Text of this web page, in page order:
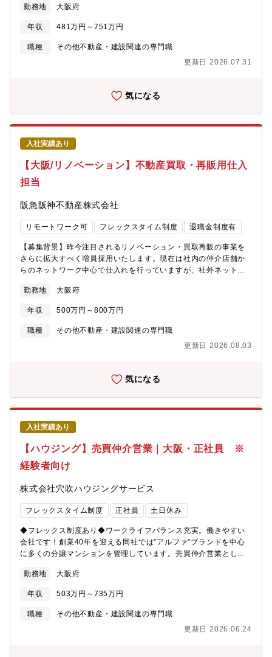
に豊かなライフスタイルを提案し、魅力あふれる沿線づくり、ま
都を結ぶ沿線エリアは相対的に人気が高く、まち全体の魅力を高
して『夢・感動』をお届けすることで、お客様の喜びを実現し、
社会に貢献する」というグループ経営理念のもと、関西で圧倒的
す。・服装も自由かつ、穏やかな社風も魅力的な要素の一つで
阪急阪神ホールディングスのグループ会社・既存取引先など、多
様な独自の情報ルートを活かして、自信を持った提案が可能で
す！そんな当社にて、新築分譲マンションの企画販売をお任せし
ます。具体的に：■集客目標の設定・媒体や手法の選定・イベント
案・進捗状況の管理・改善等仕入れた土地での商品企画を行い
だけでなく、マーケティングやプロジェクト全体の運営にも関わ
ることで、幅広いスキルを身につけられるポジションです。※部
署全体で目標数字を持ちます。個人目標もございますが、営業目
標のみに追われる事無く、顧客に向き合うことができる環境で
す。【契約期間備考】■雇用形態契約社員（期間の定め：１年 、
更新：無し）試用期間：無し入社6ヵ月～1年後の正社員登用を前
提とした雇用です。1年間の有期雇用契約を締結のうえ採用とな
り、双方合意のもと正社員として雇用されます（マンション販売
専任職としての正社員登用）。原則、販売グループ外への部署異
気通貫で裁量権をもって業務に従事いただけます。チーム制も敷
いており、バランスよく営業活動が行えます。【働き方】・年間
休日124日※ライフワークバランスを保ちながら就業することが可
っており、実際に他社から入社をした社員も多く在席します。※
水曜＋週 1 日のイメージで、『土日のいずれかを休める部分的な
シフト制』の検討をおこない、多様な働き方の実現を目指してい
ます。・在宅勤務制度：有・フレックスタイム制：有(コアタイム
平均残業時間：20時間/月 ※勤怠は、PCログをとり、管理を徹
度従業員満足度調査等があります。そのなかで、自身の異動希望
を記載することも可能です。【同社の戦略・ビジョン】・阪急阪
づくり、まちづくりに貢献してきました。・同社が手がける大
喜びを実現し、社会に貢献する」というグループ経営理念のも
業を拡大させ、総合不動産デベロッパーとして成長していくこと
を目標としています。・服装も自由かつ、穏やかな社風も魅力的
な要素の一つです。
勤務地 大阪府
年収 481万円～751万円
職種
その他不動産・建設関連の専門職
更新日 2026.07.31
気になる
入社実績あり
【大阪/リノベーション】不動産買取・再販用仕入
担当
阪急阪神不動産株式会社
リモートワーク可 フレックスタイム制度 退職金制度有
【募集背景】昨今注目されるリノベーション・買取再販の事業を
さらに拡大すべく増員採用いたします。現在は社内の仲介店舗か
らのネットワーク中心で仕入れを行っていますが、社外ネットワ
不動産仲介会社を訪問し、中古物件の情報を収集・ポータルサイ
トやレインズ等を活用し、買取に適した物件情報を探索※自社の
仲介営業所から提供される情報を基に、買取を検討することもあ
ります。■物件調査・周辺マーケットの相場、周辺環境、アクセ
討・収支表を作成し、買取・再販価格を決定■買取価格の決定・社
ります。■契約・決済手続き・契約書のチェック・各種書類の押印
手続き・社内稟議の起案、経理部との調整 等※リフォーム工事
内容の検討や再販業務についてはチームの各担当が対応するた
め、 仕入業務に専念できます。＜同社の買取再販の特徴＞■同部
署内のリフォーム担当が工事を担当。仕入れから商品企画、販売
まで一貫して自社での対応を主としています。暮らし方から考え
るプランニング力や自由度の高い商品力が強みです。■阪急・阪神
沿線を中心に14店舗抱えていることから、仕入れた物件を仲介店
舗で自社販売することも可能なため、より積極的な仕入れ活動が
１年 ） 試用期間：無し 1年間の有期雇用契約を締結のうえ採用
となり、双方合意のもと入社6ヵ月～1年後正社員として雇用され
ます（買取再販事業を所管するソリューション推進部専任として
く、仕事の過程も評価致します。【働き方】・年間休日124日※ラ
イフワークバランスを保ちながら就業することが可能です。同業
他社と比較しても非常に高いレベルの就業環境が整っており、実
際に他社から入社をした社員も多く在席します。・在宅勤務制
量にて業務時間をコントロールできます。・平均残業時間：30時
有給休暇取得日数：12.0日(全社)・年に一度従業員満足度調査等
があります。そのなかで、自身の異動希望を記載することも可能
勤務地 大阪府
年収 500万円～800万円
職種
その他不動産・建設関連の専門職
更新日 2026.08.03
気になる
入社実績あり
【ハウジング】売買仲介営業｜大阪・正社員 ※
経験者向け
株式会社穴吹ハウジングサービス
フレックスタイム制度 正社員 土日休み
◆フレックス制度あり◆ワークライフバランス充実。働きやすい
会社です！創業40年を迎える同社では”アルファ”ブランドを中心
に多くの分譲マンションを管理しています。売買仲介営業とし
当いただきます。同社で管理している分譲マンションにお住いの
方などへの提案営業がメインです。DMやチラシ・自社HP・
suumoなどの不動産ポータルサイトからの反響営業や管理担当者
や管理人からの紹介案件を中心に行っていただきます。固定給プ
関して】本求人は、将来的に転勤がある「総合職」の求人になり
勤務地 大阪府
年収 503万円～735万円
職種
その他不動産・建設関連の専門職
更新日 2026.06.24